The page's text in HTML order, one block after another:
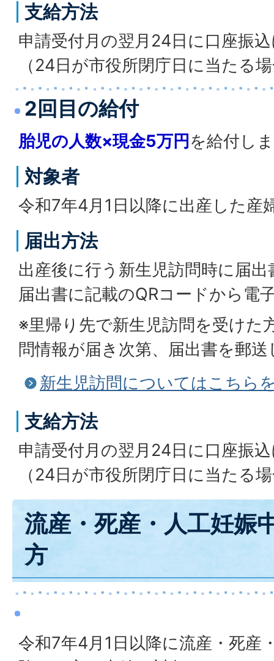
支給方法
申請受付月の翌月24日に口座振
（24日が市役所閉庁日に当たる
2回目の給付
胎児の人数×現金5万円を給付し
対象者
令和7年4月1日以降に出産した産
届出方法
出産後に行う新生児訪問時に届
届出書に記載のQRコードから電
※里帰り先で新生児訪問を受けた
問情報が届き次第、届出書を郵
新生児訪問についてはこちら
支給方法
申請受付月の翌月24日に口座振
（24日が市役所閉庁日に当たる
流産・死産・人工妊娠
方
令和7年4月1日以降に流産・死産